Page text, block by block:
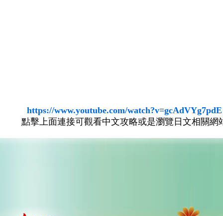
https://www.youtube.com/watch?v=gcAdVYg7pdE
點擊上面連接可觀看中文攻略或是瀏覽日文相關網